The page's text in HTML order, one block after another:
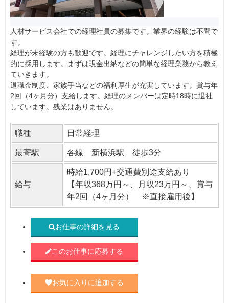
人材サービス会社での経理社員の募集です。業界の経験は不問で
す。
経理が未経験の方も歓迎です。経理にチャレンジしたい方を積極
的に採用します。まずは現金出納などの簡単な経理業務から教え
ていきます。
退職金制度、家族手当などの福利厚生が充実しています。賞与年
2回（4ヶ月分）支給します。経理のメンバーは定時18時に退社
しています。残業はありません。
職種 日常経理
最寄駅 各線 新横浜駅 徒歩3分
給与
時給1,700円+交通費別途支給あり
【年収368万円～、月収23万円～、賞与
年2回（4ヶ月分） ※直接雇用後】
お仕事の詳細を見る
このお仕事に応募する
お気に入りに追加する